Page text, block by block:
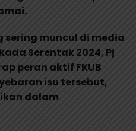
sering muncul di media
Serentak 2024, Pj
peran aktif FKUB
isu tersebut,
dalam